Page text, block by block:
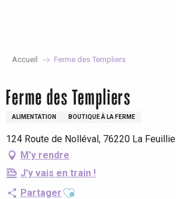
Accueil Ferme des Templiers
Ferme des Templiers
ALIMENTATION BOUTIQUE À LA FERME
124 Route de Nolléval, 76220 La Feuillie
M'y rendre
J'y vais en train !
Partager Ajouter aux favoris